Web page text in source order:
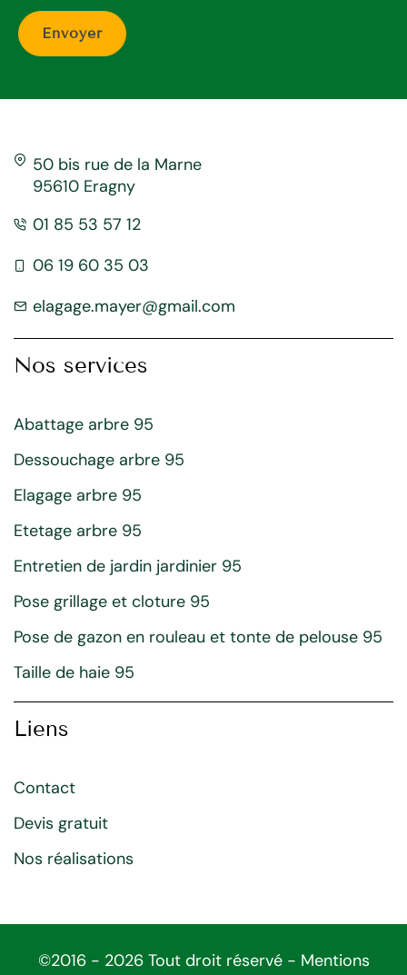
50 bis rue de la Marne
95610 Eragny
01 85 53 57 12
06 19 60 35 03
elagage.mayer@gmail.com
Nos services
Abattage arbre 95
Dessouchage arbre 95
Elagage arbre 95
Etetage arbre 95
Entretien de jardin jardinier 95
Pose grillage et cloture 95
Pose de gazon en rouleau et tonte de pelouse 95
Taille de haie 95
Liens
Contact
Devis gratuit
Nos réalisations
©2016 - 2026 Tout droit réservé - Mentions